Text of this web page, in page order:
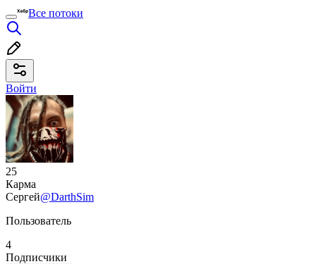
Все потоки
Войти
25
Карма
Сергей@DarthSim
Пользователь
4
Подписчики